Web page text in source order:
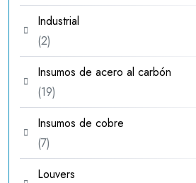
productos
Industrial
22
productos
Insumos de acero al carbón
1919
productos
Insumos de cobre
77
productos
Louvers